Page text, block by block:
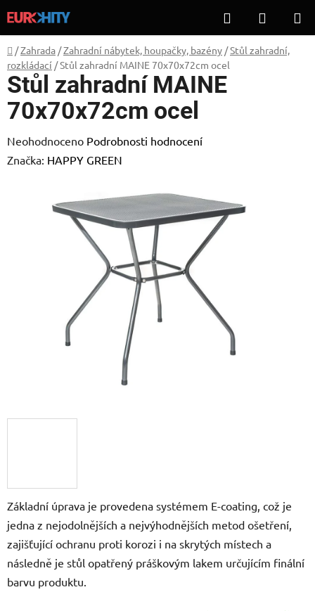
na
obsah
Hledat
KOŠÍK
Domů
/Zahrada /Zahradní nábytek, houpačky, bazény /Stůl zahradní,
rozkládací /Stůl zahradní MAINE 70x70x72cm ocel
Základní úprava je provedena systémem E-coating, což je
jedna z nejodolnějších a nejvýhodnějších metod ošetření,
zajišťující ochranu proti korozi i na skrytých místech a
následně je stůl opatřený práškovým lakem určujícím finální
barvu produktu.
Stůl zahradní MAINE
70x70x72cm ocel
Průměrné
hodnocení
Neohodnoceno Podrobnosti hodnocení
Značka: HAPPY GREEN